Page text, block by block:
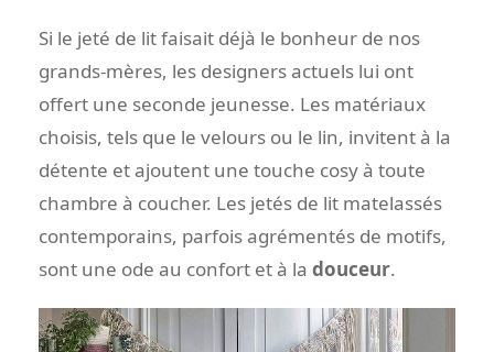
Si le jeté de lit faisait déjà le bonheur de nos
grands-mères, les designers actuels lui ont
offert une seconde jeunesse. Les matériaux
choisis, tels que le velours ou le lin, invitent à la
détente et ajoutent une touche cosy à toute
chambre à coucher. Les jetés de lit matelassés
contemporains, parfois agrémentés de motifs,
sont une ode au confort et à la douceur.